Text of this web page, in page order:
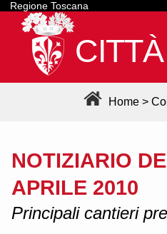
Regione Toscana
Home >
NOTIZIARIO
APRILE 2010
Principali cantieri